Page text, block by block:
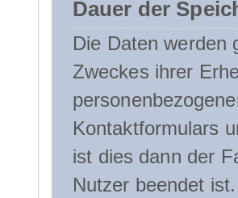
Dauer der
Die Daten werden
Zweckes ihrer
Kontaktformulars
ist dies dann der
Nutzer beendet